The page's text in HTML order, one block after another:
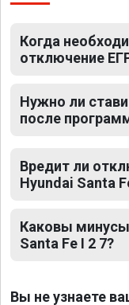
Когда
отключение
Нужно ли
после
Вредит ли
Hyundai Santa
Каковы
Santa Fe I 2 7?
Вы не узнаете